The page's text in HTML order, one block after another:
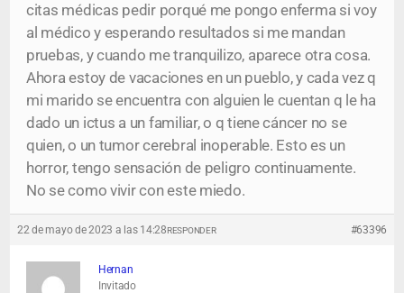
citas médicas pedir porqué me pongo enferma si voy
al médico y esperando resultados si me mandan
pruebas, y cuando me tranquilizo, aparece otra cosa.
Ahora estoy de vacaciones en un pueblo, y cada vez q
mi marido se encuentra con alguien le cuentan q le ha
dado un ictus a un familiar, o q tiene cáncer no se
quien, o un tumor cerebral inoperable. Esto es un
horror, tengo sensación de peligro continuamente.
No se como vivir con este miedo.
22 de mayo de 2023 a las 14:28 #63396
RESPONDER
Hernan
Invitado